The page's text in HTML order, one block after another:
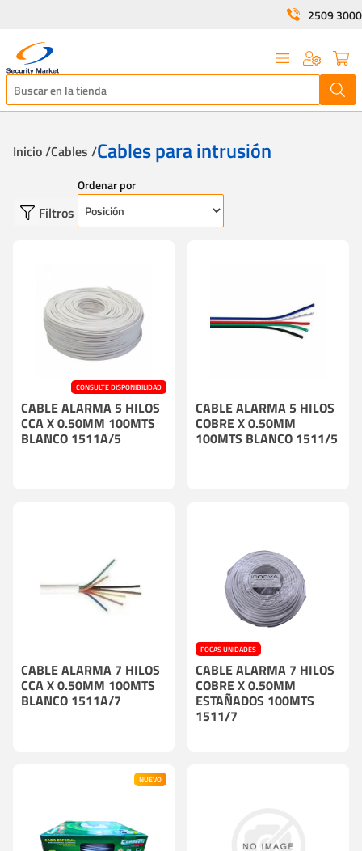
2509 3000
Inicio /Cables /Cables para intrusión
Filtros
Ordenar por
CONSULTE DISPONIBILIDAD
CABLE ALARMA 5 HILOS
CCA X 0.50MM 100MTS
BLANCO 1511A/5
CABLE ALARMA 5 HILOS
COBRE X 0.50MM
100MTS BLANCO 1511/5
CABLE ALARMA 7 HILOS
CCA X 0.50MM 100MTS
BLANCO 1511A/7
POCAS UNIDADES
CABLE ALARMA 7 HILOS
COBRE X 0.50MM
ESTAÑADOS 100MTS
1511/7
NUEVO